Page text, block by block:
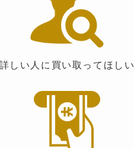
詳しい人に買い取ってほしい